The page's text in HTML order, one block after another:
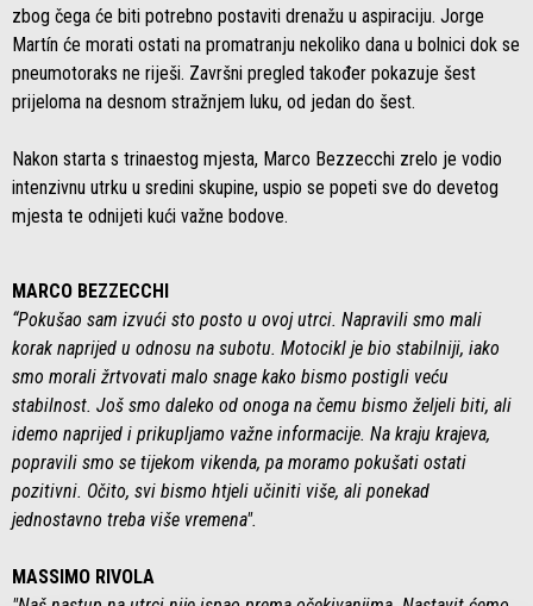
zbog čega će biti potrebno postaviti drenažu u aspiraciju. Jorge
Martín će morati ostati na promatranju nekoliko dana u bolnici dok se
pneumotoraks ne riješi. Završni pregled također pokazuje šest
prijeloma na desnom stražnjem luku, od jedan do šest.
Nakon starta s trinaestog mjesta, Marco Bezzecchi zrelo je vodio
intenzivnu utrku u sredini skupine, uspio se popeti sve do devetog
mjesta te odnijeti kući važne bodove.
MARCO BEZZECCHI
“Pokušao sam izvući sto posto u ovoj utrci. Napravili smo mali
korak naprijed u odnosu na subotu. Motocikl je bio stabilniji, iako
smo morali žrtvovati malo snage kako bismo postigli veću
stabilnost. Još smo daleko od onoga na čemu bismo željeli biti, ali
idemo naprijed i prikupljamo važne informacije. Na kraju krajeva,
popravili smo se tijekom vikenda, pa moramo pokušati ostati
pozitivni. Očito, svi bismo htjeli učiniti više, ali ponekad
jednostavno treba više vremena".
MASSIMO RIVOLA